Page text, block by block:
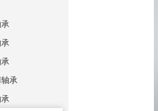
承